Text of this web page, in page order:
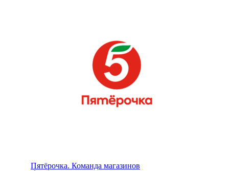
Пятёрочка. Команда магазинов